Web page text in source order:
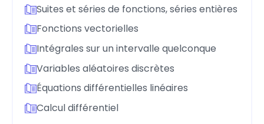
Suites et séries de fonctions, séries entières
Fonctions vectorielles
Intégrales sur un intervalle quelconque
Variables aléatoires discrètes
Équations différentielles linéaires
Calcul différentiel